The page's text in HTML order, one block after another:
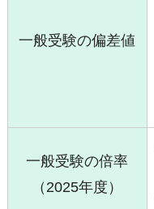
一般受験の偏差値
一般受験の倍率
（2025年度）